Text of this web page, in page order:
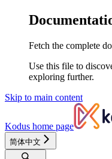
Fetch the complete
Use this file to
exploring further.
Skip to main content
Kodus home page
简体中文